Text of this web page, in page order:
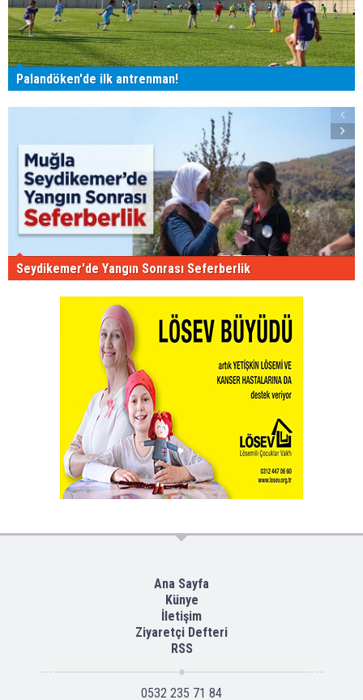
Palandöken'de ilk antrenman!
Seydikemer'de Yangın Sonrası Seferberlik
Ana Sayfa
Künye
İletişim
Ziyaretçi Defteri
RSS
0532 235 71 84